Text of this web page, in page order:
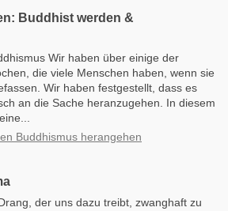
Buddhist werden &
Wir haben über einige der
die viele Menschen haben, wenn sie
Wir haben festgestellt, dass es
an die Sache heranzugehen. In diesem
Buddhismus herangehen
der uns dazu treibt, zwanghaft zu